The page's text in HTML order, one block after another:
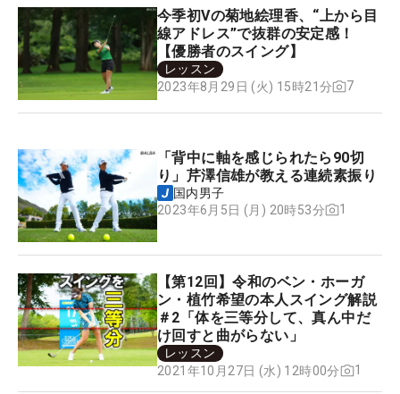
今季初Vの菊地絵理香、“上から目
線アドレス”で抜群の安定感！
【優勝者のスイング】
レッスン
2023年8月29日 (火) 15時21分
7
「背中に軸を感じられたら90切
り」芹澤信雄が教える連続素振り
国内男子
2023年6月5日 (月) 20時53分
1
【第12回】令和のベン・ホーガ
ン・植竹希望の本人スイング解説
＃2「体を三等分して、真ん中だ
け回すと曲がらない」
レッスン
2021年10月27日 (水) 12時00分
1